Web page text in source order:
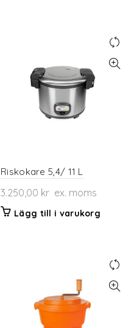
Riskokare 5,4/ 11 L
3.250,00 kr ex. moms
Lägg till i varukorg